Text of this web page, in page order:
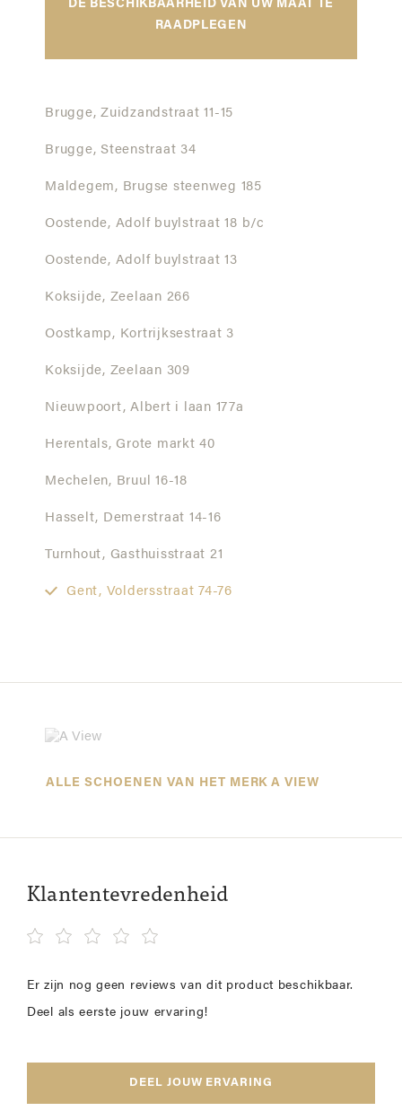
DE BESCHIKBAARHEID VAN UW MAAT TE
RAADPLEGEN
Brugge, Zuidzandstraat 11-15
Brugge, Steenstraat 34
Maldegem, Brugse steenweg 185
Oostende, Adolf buylstraat 18 b/c
Oostende, Adolf buylstraat 13
Koksijde, Zeelaan 266
Oostkamp, Kortrijksestraat 3
Koksijde, Zeelaan 309
Nieuwpoort, Albert i laan 177a
Herentals, Grote markt 40
Mechelen, Bruul 16-18
Hasselt, Demerstraat 14-16
Turnhout, Gasthuisstraat 21
Gent, Voldersstraat 74-76
ALLE SCHOENEN VAN HET MERK A VIEW
Klantentevredenheid
Er zijn nog geen reviews van dit product beschikbaar.
Deel als eerste jouw ervaring!
DEEL JOUW ERVARING